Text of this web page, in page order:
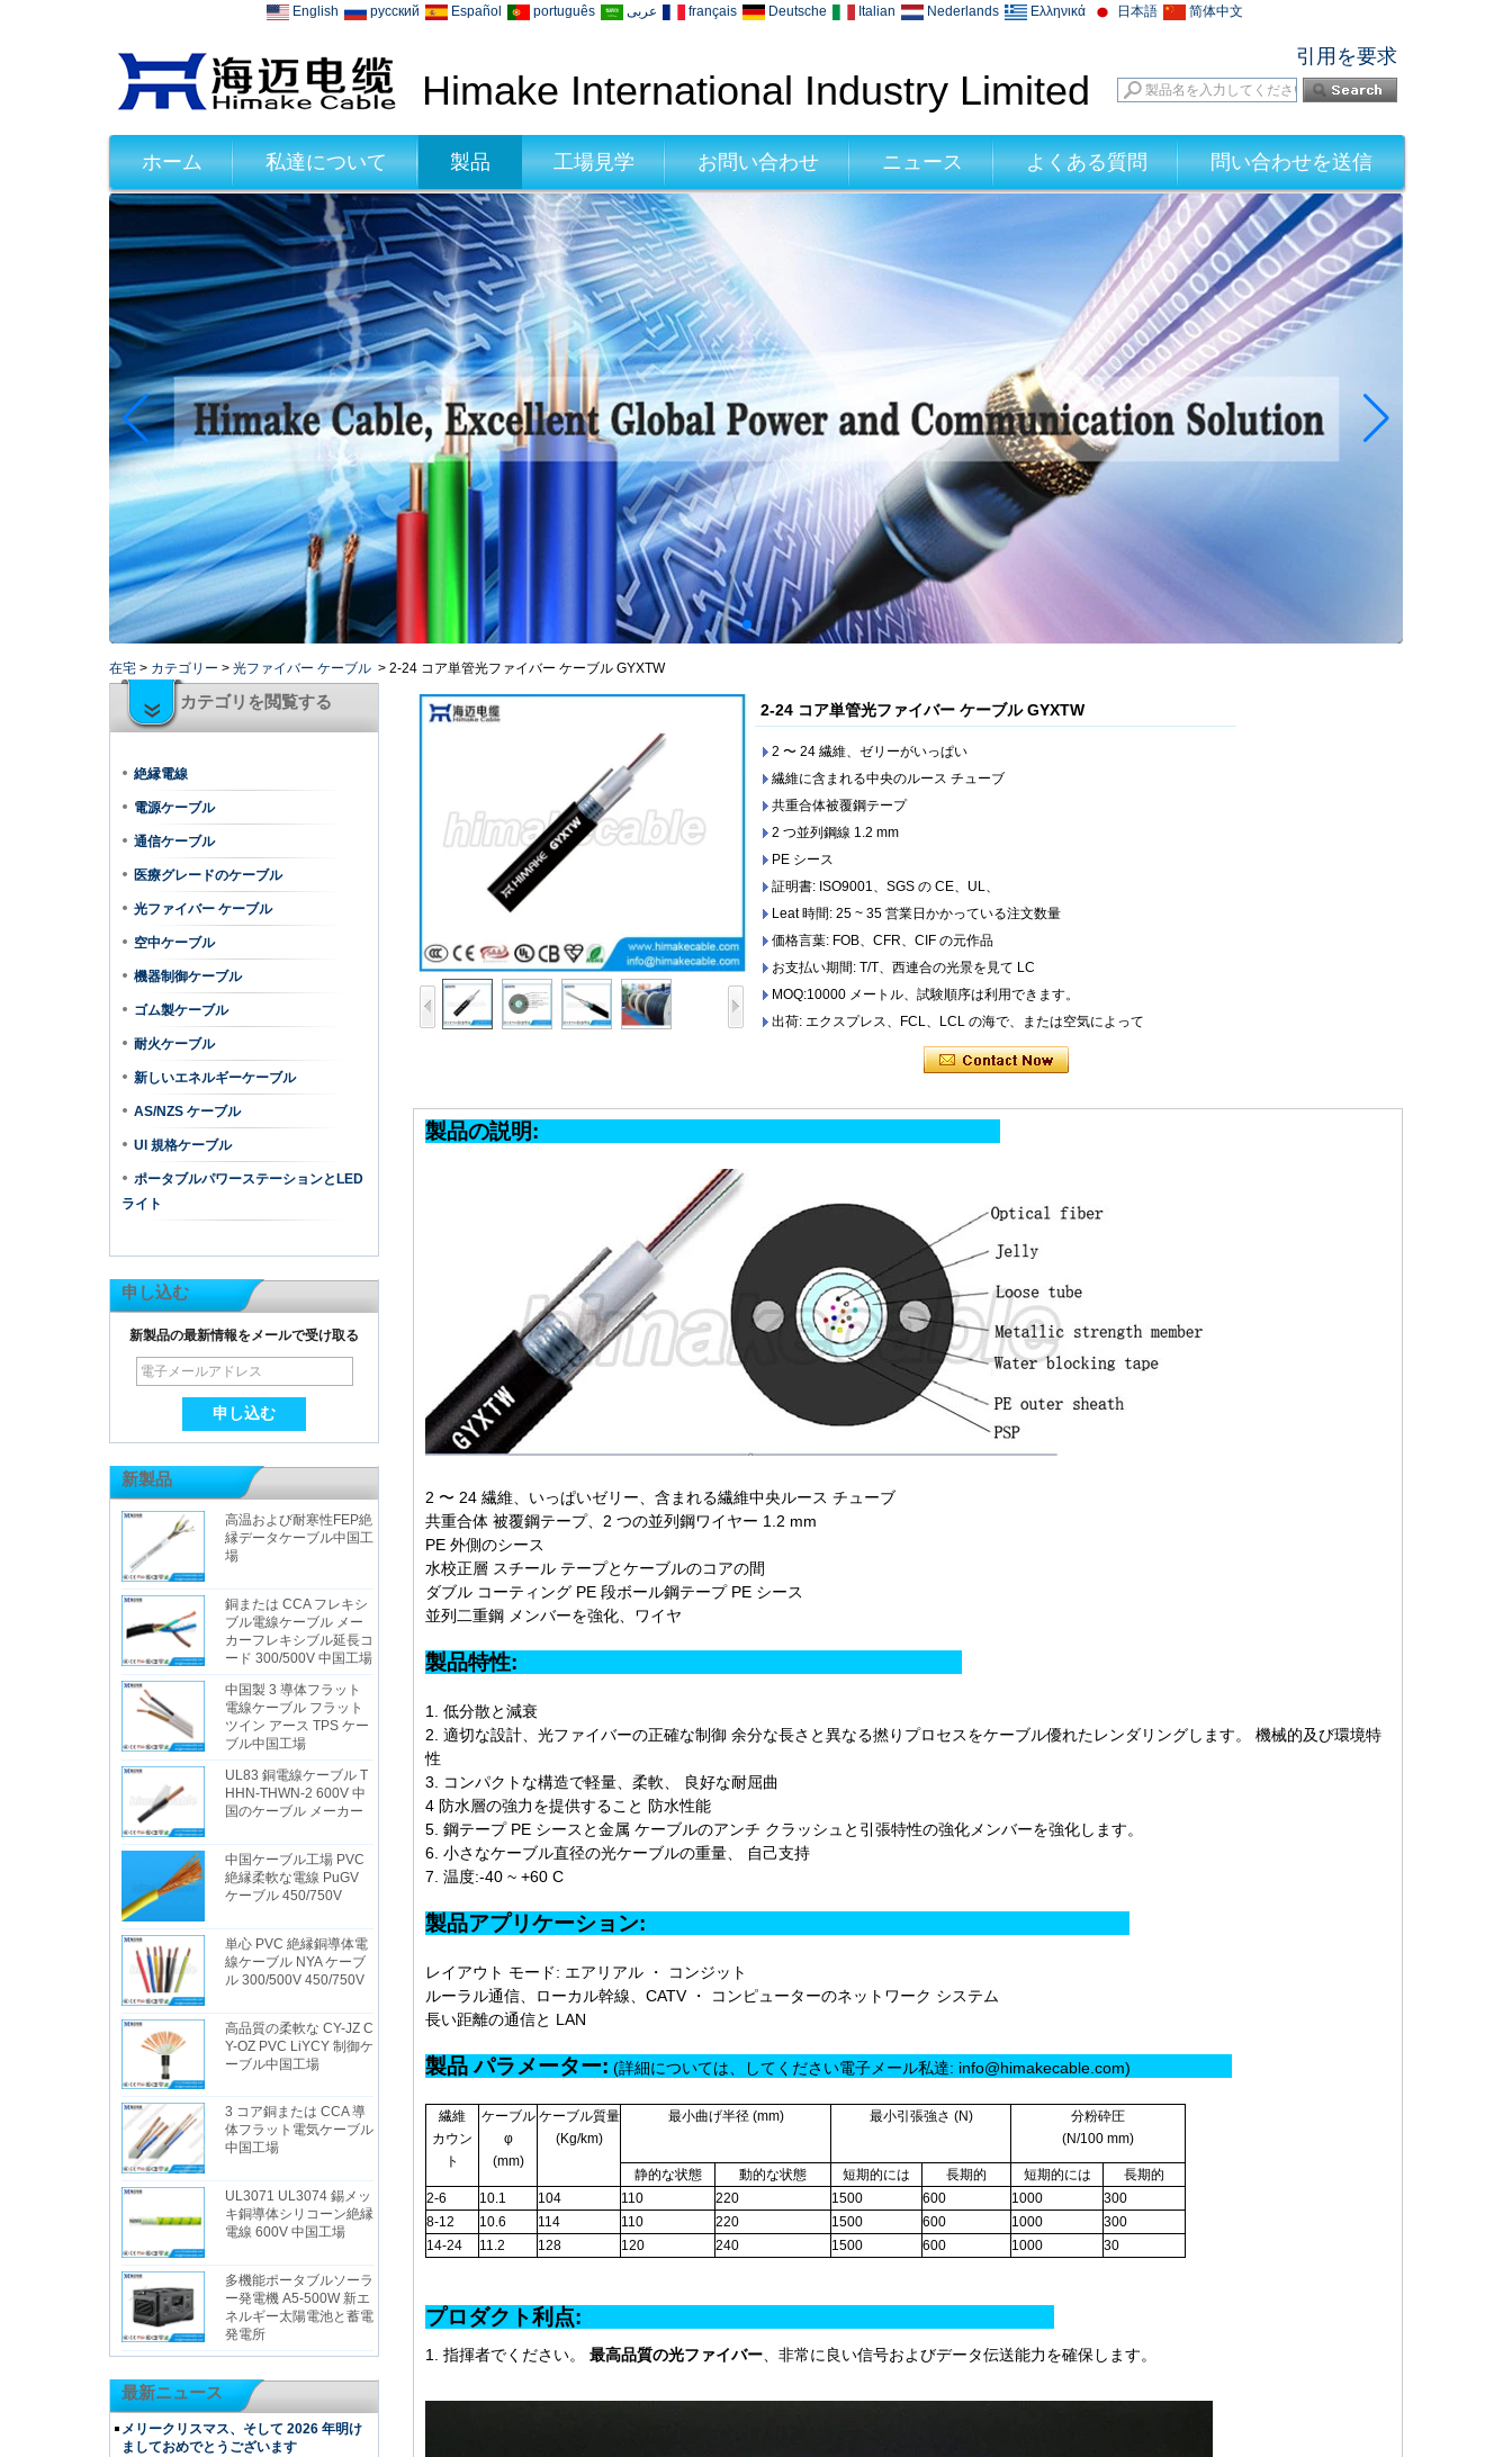
English русский Español português عربى français Deutsche Italian Nederlands Ελληνικά 日本語 简体中文
Himake International Industry Limited
引用を要求
ホーム 私達について 製品 工場見学 お問い合わせ ニュース よくある質問 問い合わせを送信
在宅 > カテゴリー > 光ファイバー ケーブル > 2-24 コア単管光ファイバー ケーブル GYXTW
カテゴリを閲覧する
絶縁電線
電源ケーブル
通信ケーブル
医療グレードのケーブル
光ファイバー ケーブル
空中ケーブル
機器制御ケーブル
ゴム製ケーブル
耐火ケーブル
新しいエネルギーケーブル
AS/NZS ケーブル
Ul 規格ケーブル
ポータブルパワーステーションとLED
ライト
申し込む
新製品の最新情報をメールで受け取る
新製品
高温および耐寒性FEP絶
縁データケーブル中国工
場
銅または CCA フレキシ
ブル電線ケーブル メー
カーフレキシブル延長コ
ード 300/500V 中国工場
中国製 3 導体フラット
電線ケーブル フラット
ツイン アース TPS ケー
ブル中国工場
UL83 銅電線ケーブル T
HHN-THWN-2 600V 中
国のケーブル メーカー
中国ケーブル工場 PVC
絶縁柔軟な電線 PuGV
ケーブル 450/750V
単心 PVC 絶縁銅導体電
線ケーブル NYA ケーブ
ル 300/500V 450/750V
高品質の柔軟な CY-JZ C
Y-OZ PVC LiYCY 制御ケ
ーブル中国工場
3 コア銅または CCA 導
体フラット電気ケーブル
中国工場
UL3071 UL3074 錫メッ
キ銅導体シリコーン絶縁
電線 600V 中国工場
多機能ポータブルソーラ
ー発電機 A5-500W 新エ
ネルギー太陽電池と蓄電
発電所
最新ニュース
メリークリスマス、そして 2026 年明け
ましておめでとうございます
2-24 コア単管光ファイバー ケーブル GYXTW
2 〜 24 繊維、ゼリーがいっぱい
繊維に含まれる中央のルース チューブ
共重合体被覆鋼テープ
2 つ並列鋼線 1.2 mm
PE シース
証明書: ISO9001、SGS の CE、UL、
Leat 時間: 25 ~ 35 営業日かかっている注文数量
価格言葉: FOB、CFR、CIF の元作品
お支払い期間: T/T、西連合の光景を見て LC
MOQ:10000 メートル、試験順序は利用できます。
出荷: エクスプレス、FCL、LCL の海で、または空気によって
製品の説明:
2 〜 24 繊維、いっぱいゼリー、含まれる繊維中央ルース チューブ
共重合体 被覆鋼テープ、2 つの並列鋼ワイヤー 1.2 mm
PE 外側のシース
水校正層 スチール テープとケーブルのコアの間
ダブル コーティング PE 段ボール鋼テープ PE シース
並列二重鋼 メンバーを強化、ワイヤ
製品特性:
1. 低分散と減衰
2. 適切な設計、光ファイバーの正確な制御 余分な長さと異なる撚りプロセスをケーブル優れたレンダリングします。 機械的及び環境特
性
3. コンパクトな構造で軽量、柔軟、 良好な耐屈曲
4 防水層の強力を提供すること 防水性能
5. 鋼テープ PE シースと金属 ケーブルのアンチ クラッシュと引張特性の強化メンバーを強化します。
6. 小さなケーブル直径の光ケーブルの重量、 自己支持
7. 温度:-40 ~ +60 C
製品アプリケーション:
レイアウト モード: エアリアル ・ コンジット
ルーラル通信、ローカル幹線、CATV ・ コンピューターのネットワーク システム
長い距離の通信と LAN
製品 パラメーター: (詳細については、してください電子メール私達: info@himakecable.com)
繊維
カウン
ト
ケーブル
φ
(mm)
ケーブル質量
(Kg/km)
最小曲げ半径 (mm) 最小引張強さ (N)
分粉砕圧
(N/100 mm)
静的な状態 動的な状態 短期的には 長期的 短期的には
長期的
2-6
10.1 104 110 220 1500 600 1000
300
8-12
10.6 114 110 220 1500 600 1000
300
14-24
11.2 128 120 240 1500 600 1000 30
プロダクト利点:
1. 指揮者でください。 最高品質の光ファイバー 、非常に良い信号およびデータ伝送能力を確保します。